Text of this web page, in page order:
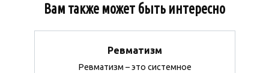
Вам также может быть интересно
Ревматизм
Ревматизм – это системное